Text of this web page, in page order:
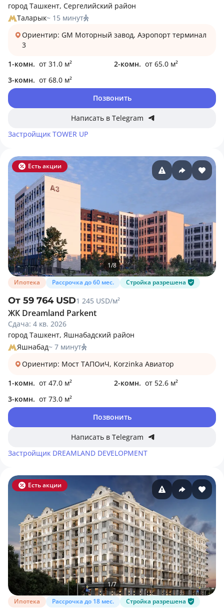
город Ташкент, Сергелийский район
Таларык~ 15 минут
Ориентир: GM Моторный завод, Аэропорт терминал
3
1-комн. от 31.0 м² 2-комн. от 65.0 м²
3-комн. от 68.0 м²
Позвонить
Написать в Telegram
Застройщик TOWER UP
Есть акции
1/8
Ипотека
Рассрочка до 60 мес. Стройка разрешена
От 59 764 USD1 245 USD/м²
ЖК Dreamland Parkent
Сдача: 4 кв. 2026
город Ташкент, Яшнабадский район
Яшнабад~ 7 минут
Ориентир: Мост ТАПОиЧ, Korzinka Авиатор
1-комн. от 47.0 м² 2-комн. от 52.6 м²
3-комн. от 73.0 м²
Позвонить
Написать в Telegram
Застройщик DREAMLAND DEVELOPMENT
Есть акции
1/7
Ипотека
Рассрочка до 18 мес. Стройка разрешена